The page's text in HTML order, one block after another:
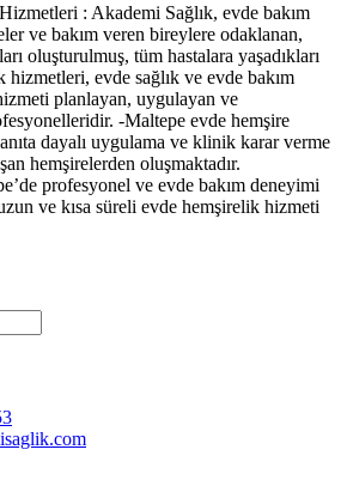
: Akademi Sağlık, evde bakım
ve bakım veren bireylere odaklanan,
oluşturulmuş, tüm hastalara yaşadıkları
evde sağlık ve evde bakım
planlayan, uygulayan ve
-Maltepe evde hemşire
dayalı uygulama ve klinik karar verme
hemşirelerden oluşmaktadır.
profesyonel ve evde bakım deneyimi
ve kısa süreli evde hemşirelik hizmeti